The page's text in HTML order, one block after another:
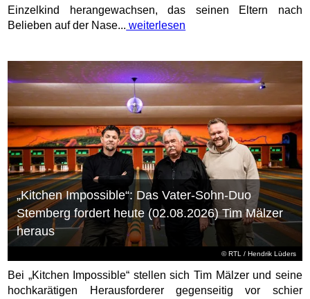
Einzelkind herangewachsen, das seinen Eltern nach
Belieben auf der Nase... weiterlesen
©RTL / Hendrik Lüders
„Kitchen Impossible“: Das Vater-Sohn-Duo
Stemberg fordert heute (02.08.2026) Tim Mälzer
heraus
Bei „Kitchen Impossible“ stellen sich Tim Mälzer und seine
hochkarätigen Herausforderer gegenseitig vor schier